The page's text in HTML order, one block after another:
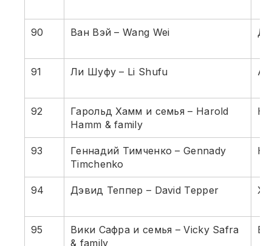
90 Ван Вэй – Wang Wei
91 Ли Шуфу – Li Shufu
92
Гарольд Хамм и семья – Harold
Hamm & family
93
Геннадий Тимченко – Gennady
Timchenko
94 Дэвид Теппер – David Tepper
95
Вики Сафра и семья – Vicky Safra
& family